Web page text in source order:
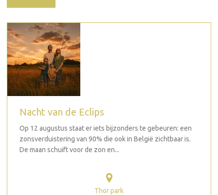
Nacht van de Eclips
Op 12 augustus staat er iets bijzonders te gebeuren: een
zonsverduistering van 90% die ook in België zichtbaar is.
De maan schuift voor de zon en...
Thor park